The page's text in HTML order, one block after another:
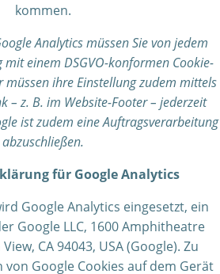
kommen.
Analytics müssen Sie von jedem
einem DSGVO-konformen Cookie-
ihre Einstellung zudem mittels
– z. B. im Website-Footer – jederzeit
ist zudem eine Auftragsverarbeitung
abzuschließen.
für Google Analytics
Google Analytics eingesetzt, ein
Google LLC, 1600 Amphitheatre
CA 94043, USA (Google). Zu
von Google Cookies auf dem Gerät